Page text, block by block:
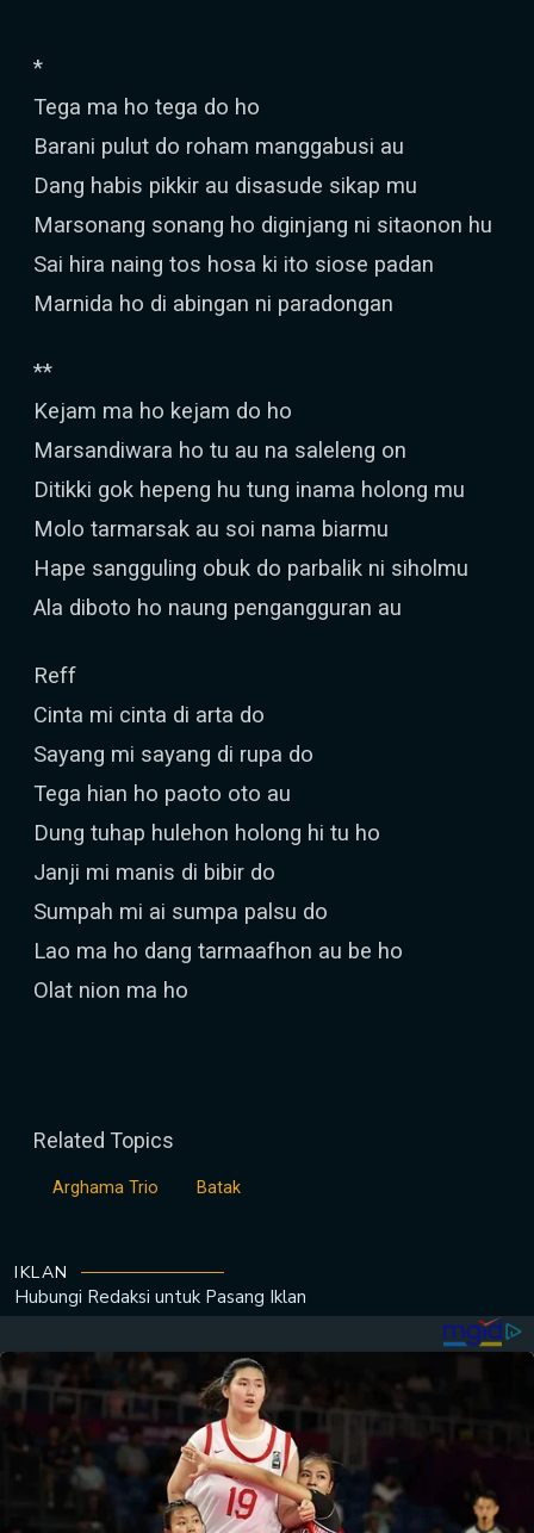
*
Tega ma ho tega do ho
Barani pulut do roham manggabusi au
Dang habis pikkir au disasude sikap mu
Marsonang sonang ho diginjang ni sitaonon hu
Sai hira naing tos hosa ki ito siose padan
Marnida ho di abingan ni paradongan
**
Kejam ma ho kejam do ho
Marsandiwara ho tu au na saleleng on
Ditikki gok hepeng hu tung inama holong mu
Molo tarmarsak au soi nama biarmu
Hape sangguling obuk do parbalik ni siholmu
Ala diboto ho naung pengangguran au
Reff
Cinta mi cinta di arta do
Sayang mi sayang di rupa do
Tega hian ho paoto oto au
Dung tuhap hulehon holong hi tu ho
Janji mi manis di bibir do
Sumpah mi ai sumpa palsu do
Lao ma ho dang tarmaafhon au be ho
Olat nion ma ho
Related Topics
Arghama Trio Batak
IKLAN
Hubungi Redaksi untuk Pasang Iklan